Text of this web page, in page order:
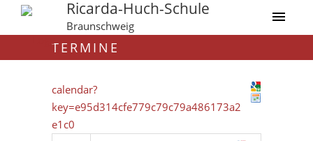
Ricarda-Huch-Schule
Braunschweig
TERMINE
calendar?
key=e95d314cfe779c79c79a486173a2
e1c0